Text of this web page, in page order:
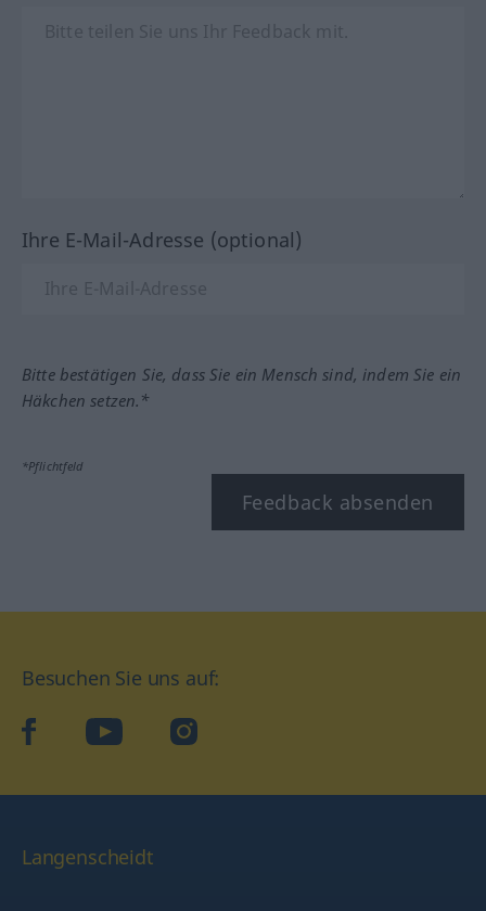
Ihre E-Mail-Adresse (optional)
Bitte bestätigen Sie, dass Sie ein Mensch sind, indem Sie ein
Häkchen setzen.*
*Pflichtfeld
Feedback absenden
Besuchen Sie uns auf:
facebookYouTube Instagram
Langenscheidt